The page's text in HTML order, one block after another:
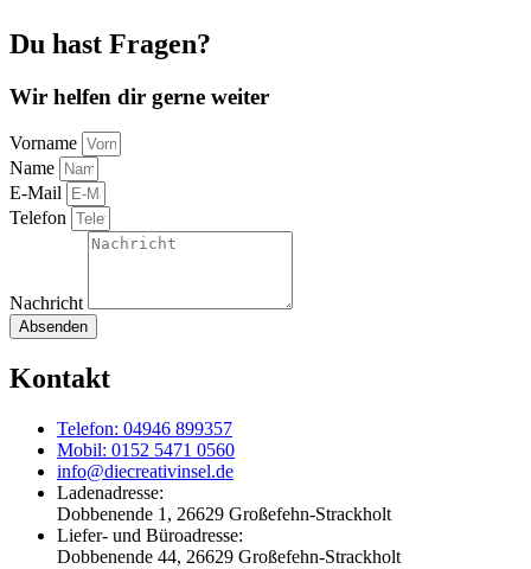
Du hast Fragen?
Wir helfen dir gerne weiter
Vorname
Name
E-Mail
Telefon
Nachricht
Absenden
Kontakt
Telefon: 04946 899357
Mobil: 0152 5471 0560
info@diecreativinsel.de
Ladenadresse:
Dobbenende 1, 26629 Großefehn-Strackholt
Liefer- und Büroadresse:
Dobbenende 44, 26629 Großefehn-Strackholt